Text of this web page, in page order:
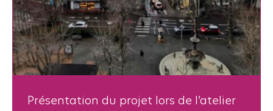
Présentation du projet lors de l’atelier